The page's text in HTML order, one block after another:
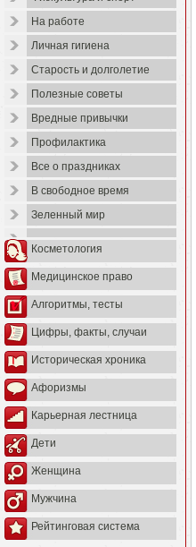
На работе
Личная гигиена
Старость и долголетие
Полезные советы
Вредные привычки
Профилактика
Все о праздниках
В свободное время
Зеленный мир
Косметология
Медицинское право
Алгоритмы, тесты
Цифры, факты, случаи
Историческая хроника
Афоризмы
Карьерная лестница
Дети
Женщина
Мужчина
Рейтинговая система